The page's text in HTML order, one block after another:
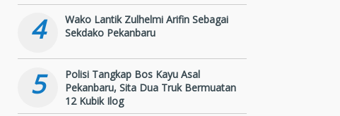
4
Wako Lantik Zulhelmi Arifin Sebagai
Sekdako Pekanbaru
5
Polisi Tangkap Bos Kayu Asal
Pekanbaru, Sita Dua Truk Bermuatan
12 Kubik Ilog